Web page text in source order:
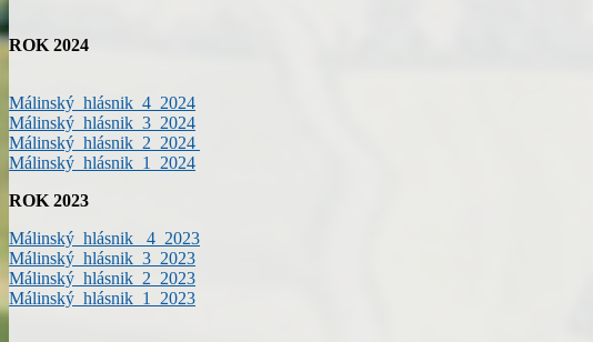
ROK 2024
Málinský hlásnik 4_2024
Málinský hlásnik 3_2024
Málinský_hlásnik 2_2024
Málinský_hlásnik 1_2024
ROK 2023
Málinský_hlásnik _4_2023
Málinský_hlásnik_3_2023
Málinský_hlásnik_2_2023
Málinský_hlásnik_1_2023